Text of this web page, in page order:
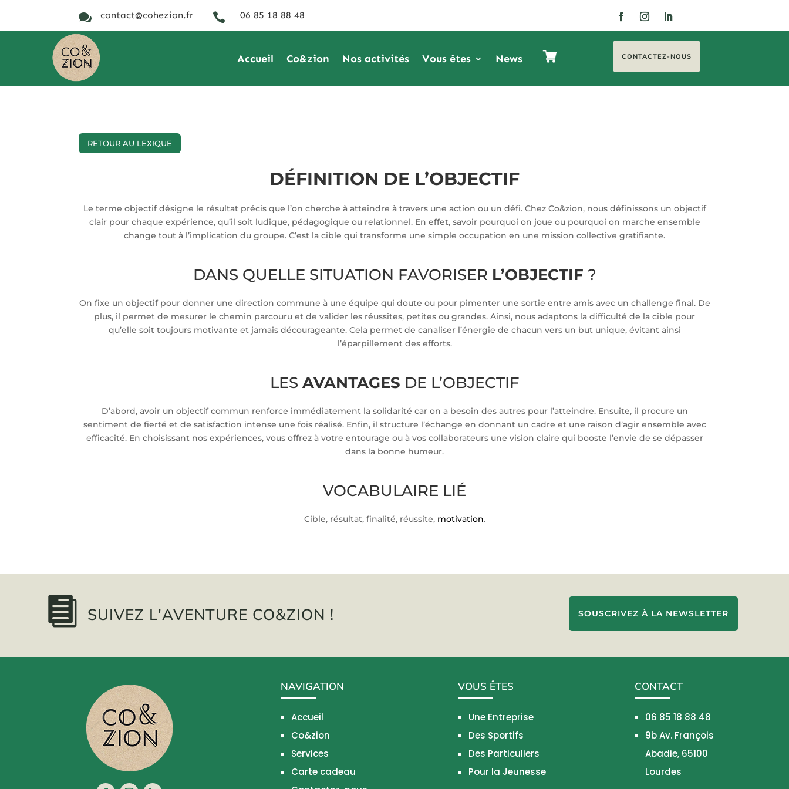
 contact@cohezion.fr  06 85 18 88 48
Accueil Co&zion Nos activités Vous êtes News CONTACTEZ-NOUS
RETOUR AU LEXIQUE
DÉFINITION DE L’OBJECTIF
Le terme objectif désigne le résultat précis que l’on cherche à atteindre à travers une action ou un défi. Chez Co&zion, nous définissons un objectif
clair pour chaque expérience, qu’il soit ludique, pédagogique ou relationnel. En effet, savoir pourquoi on joue ou pourquoi on marche ensemble
change tout à l’implication du groupe. C’est la cible qui transforme une simple occupation en une mission collective gratifiante.
DANS QUELLE SITUATION FAVORISER L’OBJECTIF ?
On fixe un objectif pour donner une direction commune à une équipe qui doute ou pour pimenter une sortie entre amis avec un challenge final. De
plus, il permet de mesurer le chemin parcouru et de valider les réussites, petites ou grandes. Ainsi, nous adaptons la difficulté de la cible pour
qu’elle soit toujours motivante et jamais décourageante. Cela permet de canaliser l’énergie de chacun vers un but unique, évitant ainsi
l’éparpillement des efforts.
LES AVANTAGES DE L’OBJECTIF
D’abord, avoir un objectif commun renforce immédiatement la solidarité car on a besoin des autres pour l’atteindre. Ensuite, il procure un
sentiment de fierté et de satisfaction intense une fois réalisé. Enfin, il structure l’échange en donnant un cadre et une raison d’agir ensemble avec
efficacité. En choisissant nos expériences, vous offrez à votre entourage ou à vos collaborateurs une vision claire qui booste l’envie de se dépasser
dans la bonne humeur.
VOCABULAIRE LIÉ
Cible, résultat, finalité, réussite, motivation.
 SUIVEZ L'AVENTURE CO&ZION ! SOUSCRIVEZ À LA NEWSLETTER
NAVIGATION
Accueil
Co&zion
Services
Carte cadeau
VOUS ÊTES
Une Entreprise
Des Sportifs
Des Particuliers
Pour la Jeunesse
CONTACT
06 85 18 88 48
9b Av. François
Abadie, 65100
Lourdes